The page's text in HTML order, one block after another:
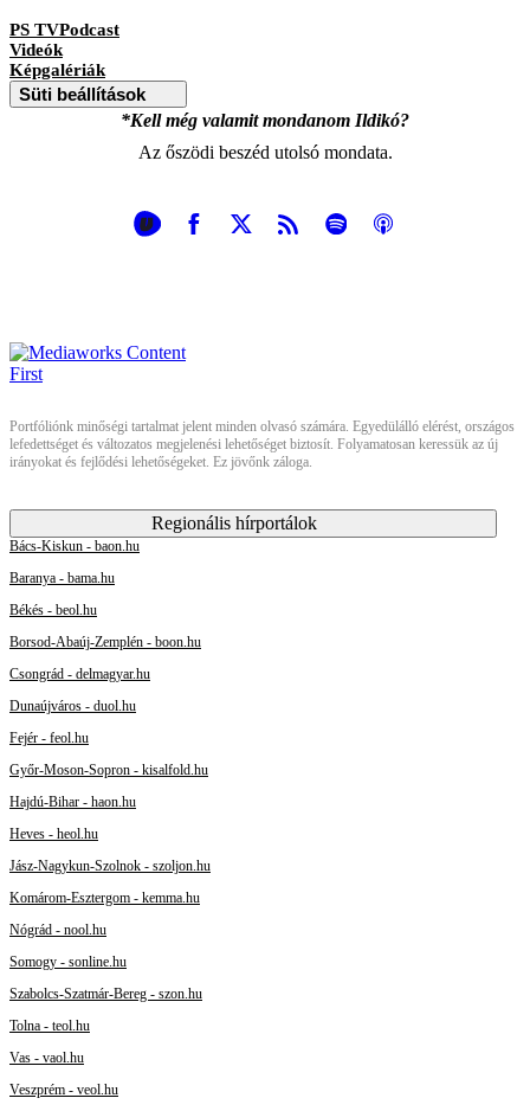
PS TVPodcast
Videók
Képgalériák
Süti beállítások
*Kell még valamit mondanom Ildikó?
Az őszödi beszéd utolsó mondata.
Portfóliónk minőségi tartalmat jelent minden olvasó számára. Egyedülálló elérést, országos
lefedettséget és változatos megjelenési lehetőséget biztosít. Folyamatosan keressük az új
irányokat és fejlődési lehetőségeket. Ez jövőnk záloga.
Regionális hírportálok
Bács-Kiskun - baon.hu
Baranya - bama.hu
Békés - beol.hu
Borsod-Abaúj-Zemplén - boon.hu
Csongrád - delmagyar.hu
Dunaújváros - duol.hu
Fejér - feol.hu
Győr-Moson-Sopron - kisalfold.hu
Hajdú-Bihar - haon.hu
Heves - heol.hu
Jász-Nagykun-Szolnok - szoljon.hu
Komárom-Esztergom - kemma.hu
Nógrád - nool.hu
Somogy - sonline.hu
Szabolcs-Szatmár-Bereg - szon.hu
Tolna - teol.hu
Vas - vaol.hu
Veszprém - veol.hu